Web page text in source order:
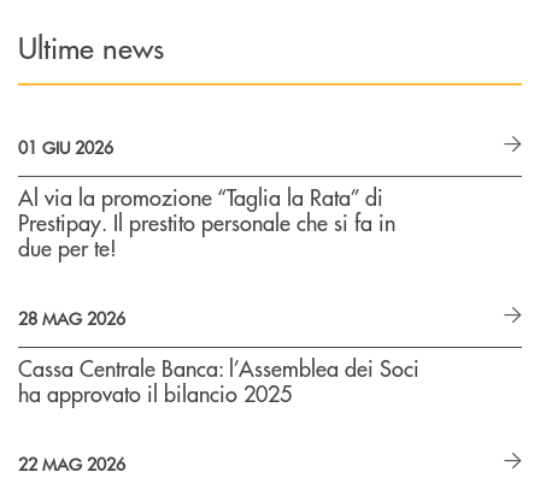
Ultime news
01 GIU 2026
Al via la promozione “Taglia la Rata” di
Prestipay. Il prestito personale che si fa in
due per te!
28 MAG 2026
Cassa Centrale Banca: l’Assemblea dei Soci
ha approvato il bilancio 2025
22 MAG 2026